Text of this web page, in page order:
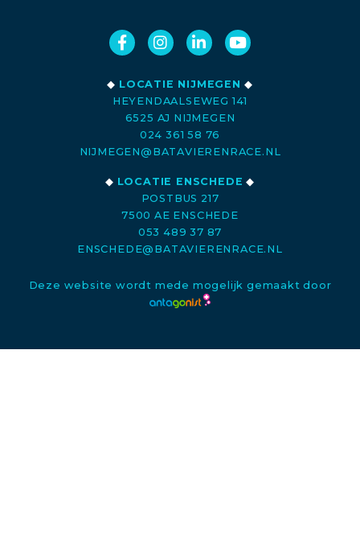
◆ LOCATIE NIJMEGEN ◆
HEYENDAALSEWEG 141
6525 AJ NIJMEGEN
024 361 58 76
NIJMEGEN@BATAVIERENRACE.NL
◆ LOCATIE ENSCHEDE ◆
POSTBUS 217
7500 AE ENSCHEDE
053 489 37 87
ENSCHEDE@BATAVIERENRACE.NL
Deze website wordt mede mogelijk gemaakt door